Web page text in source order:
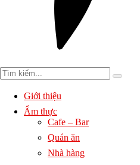
Giới thiệu
Ẩm thực
Cafe – Bar
Quán ăn
Nhà hàng